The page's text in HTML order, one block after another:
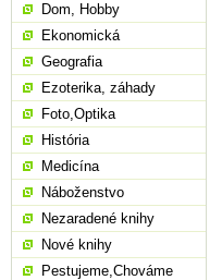
Dom, Hobby
Ekonomická
Geografia
Ezoterika, záhady
Foto,Optika
História
Medicína
Náboženstvo
Nezaradené knihy
Nové knihy
Pestujeme,Chováme